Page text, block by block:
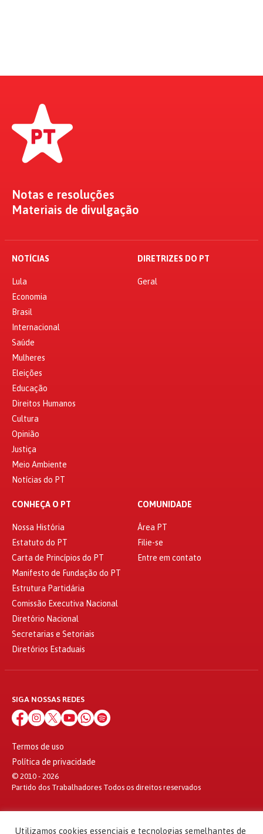
Notas e resoluções
Materiais de divulgação
NOTÍCIAS
Lula
Economia
Brasil
Internacional
Saúde
Mulheres
Eleições
Educação
Direitos Humanos
Cultura
Opinião
Justiça
Meio Ambiente
Notícias do PT
DIRETRIZES DO PT
Geral
CONHEÇA O PT
Nossa História
Estatuto do PT
Carta de Princípios do PT
Manifesto de Fundação do PT
Estrutura Partidária
Comissão Executiva Nacional
Diretório Nacional
Secretarias e Setoriais
Diretórios Estaduais
COMUNIDADE
Área PT
Filie-se
Entre em contato
SIGA NOSSAS REDES
Termos de uso
Política de privacidade
© 2010 - 2026
Partido dos Trabalhadores Todos os direitos reservados
Utilizamos cookies essenciais e tecnologias semelhantes de